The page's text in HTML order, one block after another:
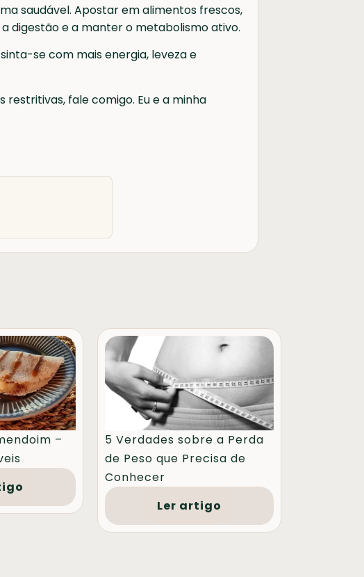
saudável. Apostar em alimentos frescos,
digestão e a manter o metabolismo ativo.
se com mais energia, leveza e
fale comigo. Eu e a minha
–
5 Verdades sobre a Perda
de Peso que Precisa de
Conhecer
Ler artigo